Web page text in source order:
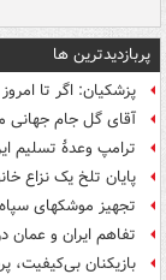
پربازدیدترین ها
پزشکیان: اگر تا
آقای گل جام جهانی
ترامپ وعدۀ تسلیم
پایان تلخ یک نزاع
تجهیز موشکهای
تفاهم ایران و عمان
بازیکنان بی‌کیفیت،